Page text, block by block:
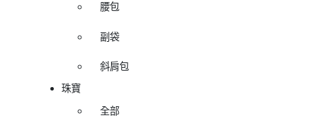
腰包
副袋
斜肩包
珠寶
全部